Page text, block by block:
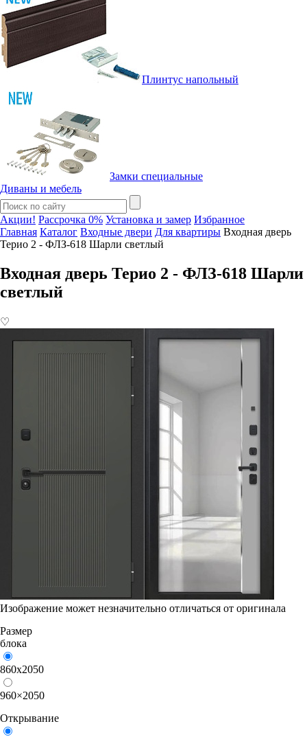
Плинтус напольный
Замки специальные
Диваны и мебель
Акции! Рассрочка 0% Установка и замер Избранное
Главная Каталог Входные двери Для квартиры Входная дверь
Терио 2 - ФЛЗ-618 Шарли светлый
Входная дверь Терио 2 - ФЛЗ-618 Шарли
светлый
♡
Изображение может незначительно отличаться от оригинала
Размер
блока
860х2050
960×2050
Открывание